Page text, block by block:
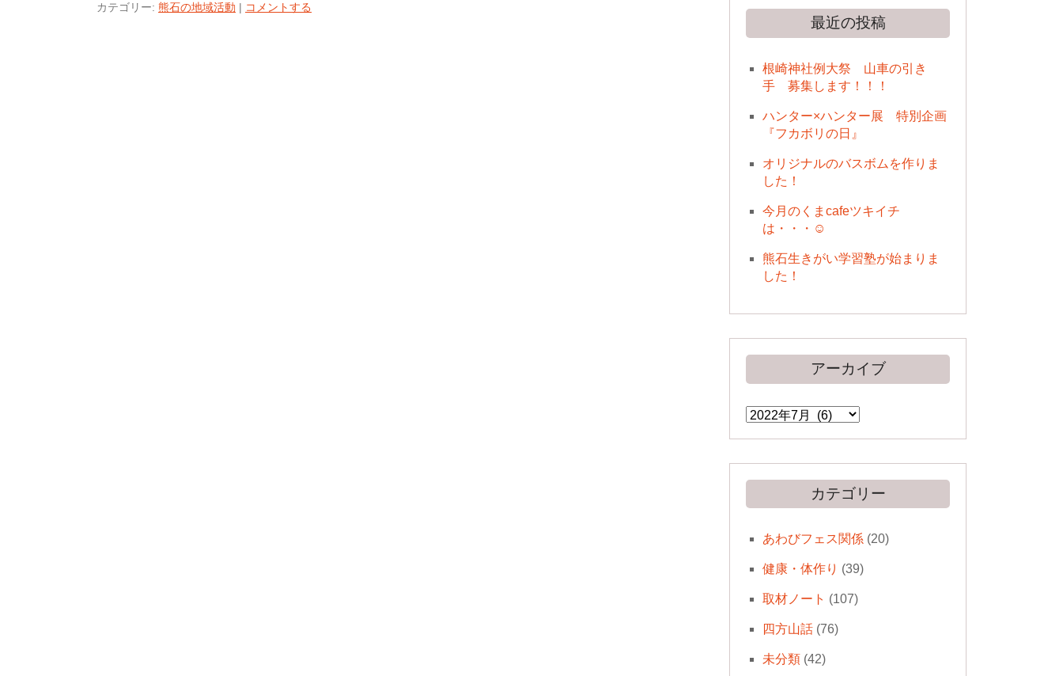
カテゴリー: 熊石の地域活動 | コメントする
最近の投稿
根崎神社例大祭 山車の引き
手 募集します！！！
ハンター×ハンター展 特別企画
『フカボリの日』
オリジナルのバスボムを作りま
した！
今月のくまcafeツキイチ
は・・・☺
熊石生きがい学習塾が始まりま
した！
アーカイブ
ア
ー
カ
カテゴリー
あわびフェス関係(20)
健康・体作り (39)
取材ノート (107)
四方山話(76)
未分類(42)